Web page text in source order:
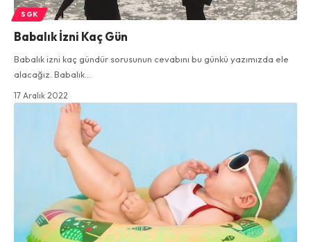
SGK
Babalık İzni Kaç Gün
Babalık izni kaç gündür sorusunun cevabını bu günkü yazımızda ele
alacağız. Babalık…
17 Aralık 2022